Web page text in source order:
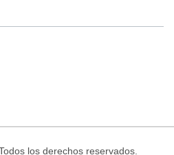
los derechos reservados.